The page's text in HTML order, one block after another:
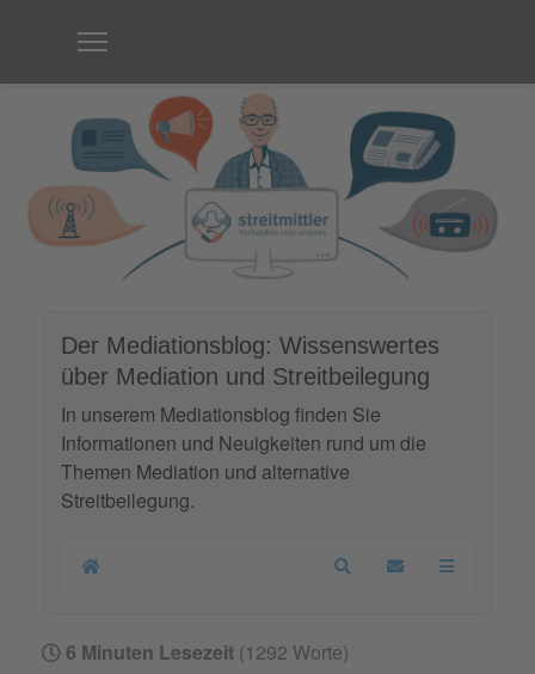
Der Mediationsblog: Wissenswertes
über Mediation und Streitbeilegung
In unserem Mediationsblog finden Sie
Informationen und Neuigkeiten rund um die
Themen Mediation und alternative
Streitbeilegung.
Home SearchUpdates
6 Minuten Lesezeit (1292 Worte)